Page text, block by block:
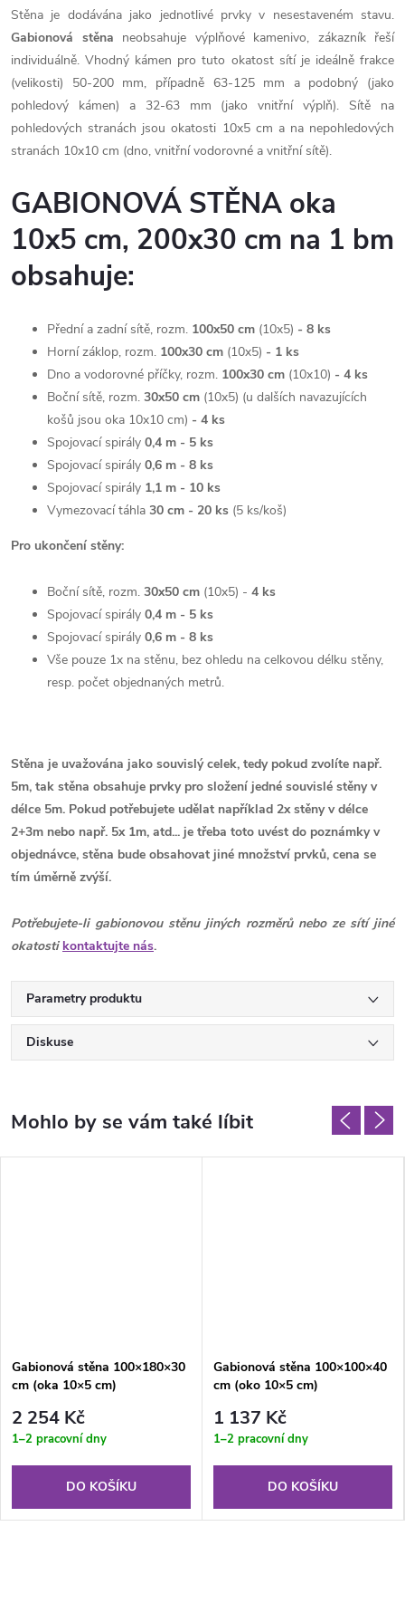
Stěna je dodávána jako jednotlivé prvky v nesestaveném stavu.
Gabionová stěna neobsahuje výplňové kamenivo, zákazník řeší
individuálně. Vhodný kámen pro tuto okatost sítí je ideálně frakce
(velikosti) 50-200 mm, případně 63-125 mm a podobný (jako
pohledový kámen) a 32-63 mm (jako vnitřní výplň). Sítě na
pohledových stranách jsou okatosti 10x5 cm a na nepohledových
stranách 10x10 cm (dno, vnitřní vodorovné a vnitřní sítě).
GABIONOVÁ STĚNA oka
10x5 cm, 200x30 cm na 1 bm
obsahuje:
Přední a zadní sítě, rozm. 100x50 cm (10x5) - 8 ks
Horní záklop, rozm. 100x30 cm (10x5) - 1 ks
Dno a vodorovné příčky, rozm. 100x30 cm (10x10) - 4 ks
Boční sítě, rozm. 30x50 cm (10x5) (u dalších navazujících
košů jsou oka 10x10 cm) - 4 ks
Spojovací spirály 0,4 m - 5 ks
Spojovací spirály 0,6 m - 8 ks
Spojovací spirály 1,1 m - 10 ks
Vymezovací táhla 30 cm - 20 ks (5 ks/koš)
Pro ukončení stěny:
Boční sítě, rozm. 30x50 cm (10x5) - 4 ks
Spojovací spirály 0,4 m - 5 ks
Spojovací spirály 0,6 m - 8 ks
Vše pouze 1x na stěnu, bez ohledu na celkovou délku stěny,
resp. počet objednaných metrů.
Stěna je uvažována jako souvislý celek, tedy pokud zvolíte např.
5m, tak stěna obsahuje prvky pro složení jedné souvislé stěny v
délce 5m. Pokud potřebujete udělat například 2x stěny v délce
2+3m nebo např. 5x 1m, atd... je třeba toto uvést do poznámky v
objednávce, stěna bude obsahovat jiné množství prvků, cena se
tím úměrně zvýší.
Potřebujete-li gabionovou stěnu jiných rozměrů nebo ze sítí jiné
okatosti kontaktujte nás.
Parametry produktu
Diskuse
Gabionová stěna 100×180×30
cm (oka 10×5 cm)
2 254 Kč
1–2 pracovní dny
DO KOŠÍKU
Gabionová stěna 100×100×40
cm (oko 10×5 cm)
1 137 Kč
1–2 pracovní dny
DO KOŠÍKU